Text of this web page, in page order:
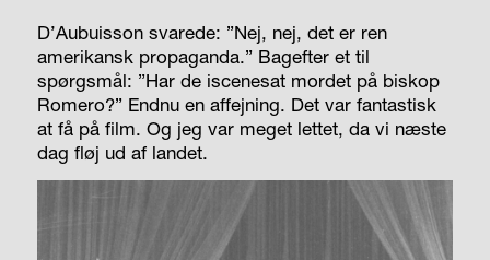
D’Aubuisson svarede: ”Nej, nej, det er ren
amerikansk propaganda.” Bagefter et til
spørgsmål: ”Har de iscenesat mordet på biskop
Romero?” Endnu en affejning. Det var fantastisk
at få på film. Og jeg var meget lettet, da vi næste
dag fløj ud af landet.